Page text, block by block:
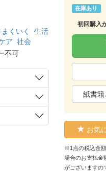
くいく
生活
ア 社会
不可
在庫あり
初回購入
紙書
お気
※1点の税込金
場合のお支払金
がございますの